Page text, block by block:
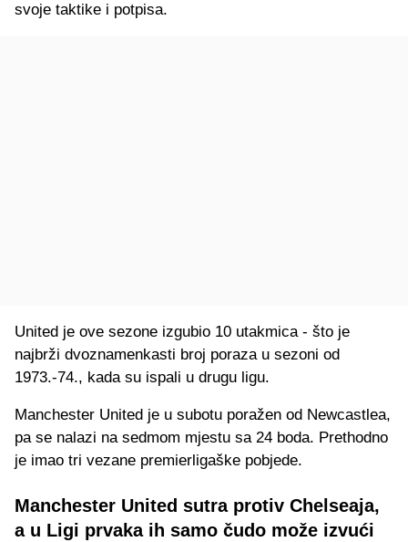
svoje taktike i potpisa.
United je ove sezone izgubio 10 utakmica - što je
najbrži dvoznamenkasti broj poraza u sezoni od
1973.-74., kada su ispali u drugu ligu.
Manchester United je u subotu poražen od Newcastlea,
pa se nalazi na sedmom mjestu sa 24 boda. Prethodno
je imao tri vezane premierligaške pobjede.
Manchester United sutra protiv Chelseaja,
a u Ligi prvaka ih samo čudo može izvući